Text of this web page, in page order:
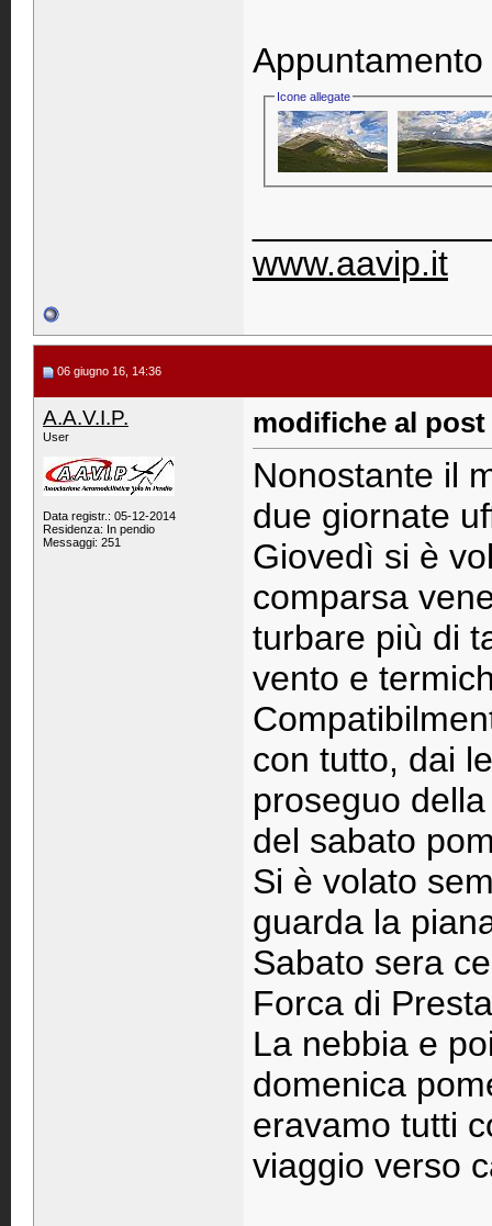
Icone allegate
www.aavip.it
06 giugno 16, 14:36
A.A.V.I.P.
User
Data registr.: 05-12-2014
Residenza: In pendio
Messaggi: 251
modifiche al post
Nonostante il
due giornate
Giovedì si è
comparsa
turbare più di
vento e
con tutto, dai
proseguo
del sabato
Si è volato
guarda la
Sabato sera
Forca di
La nebbia e
domenica
eravamo tutti
viaggio verso